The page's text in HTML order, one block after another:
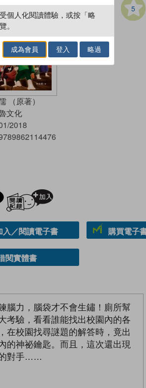
5
（原著）
文化
2018
試閲
入／閱讀電子書 購買電子
閱實體書
腦力，腦袋才不會生鏽！廁所幫
考驗，看看誰能找出校園內的各
在校園找尋謎題的解答時，竟出
的神祕鑰匙。而且，這次還出現
的對手……
個人化閱讀體驗，或按「略
。
成為會員 登入 略過